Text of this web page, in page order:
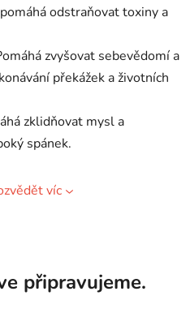
odstraňovat toxiny a
zvyšovat sebevědomí a
překážek a životních
zklidňovat mysl a
spánek.
víc
připravujeme.